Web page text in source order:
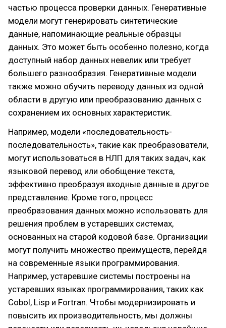
частью процесса проверки данных. Генеративные
модели могут генерировать синтетические
данные, напоминающие реальные образцы
данных. Это может быть особенно полезно, когда
доступный набор данных невелик или требует
большего разнообразия. Генеративные модели
также можно обучить переводу данных из одной
области в другую или преобразованию данных с
сохранением их основных характеристик.
Например, модели «последовательность-
последовательность», такие как преобразователи,
могут использоваться в НЛП для таких задач, как
языковой перевод или обобщение текста,
эффективно преобразуя входные данные в другое
представление. Кроме того, процесс
преобразования данных можно использовать для
решения проблем в устаревших системах,
основанных на старой кодовой базе. Организации
могут получить множество преимуществ, перейдя
на современные языки программирования.
Например, устаревшие системы построены на
устаревших языках программирования, таких как
Cobol, Lisp и Fortran. Чтобы модернизировать и
повысить их производительность, мы должны